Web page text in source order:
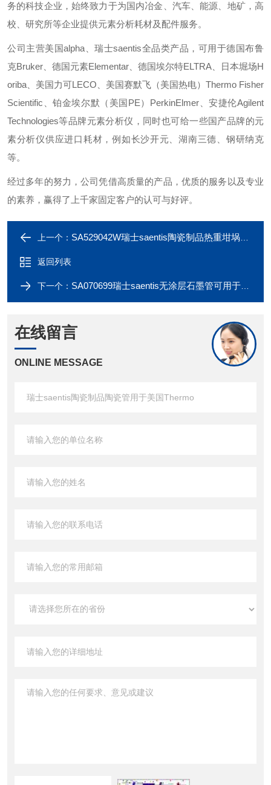
务的科技企业，始终致力于为国内冶金、汽车、能源、地矿，高
校、研究所等企业提供元素分析耗材及配件服务。
公司主营美国alpha、瑞士saentis全品类产品，可用于德国布鲁
克Bruker、德国元素Elementar、德国埃尔特ELTRA、日本堀场H
oriba、美国力可LECO、美国赛默飞（美国热电）Thermo Fisher
Scientific、铂金埃尔默（美国PE）PerkinElmer、安捷伦Agilent
Technologies等品牌元素分析仪，同时也可给一些国产品牌的元
素分析仪供应进口耗材，例如长沙开元、湖南三德、钢研纳克
等。
经过多年的努力，公司凭借高质量的产品，优质的服务以及专业
的素养，赢得了上千家固定客户的认可与好评。
上一个： SA529042W瑞士saentis陶瓷制品热重坩埚用于美国leco
返回列表
下一个： SA070699瑞士saentis无涂层石墨管可用于美国PE仪器
在线留言
ONLINE MESSAGE